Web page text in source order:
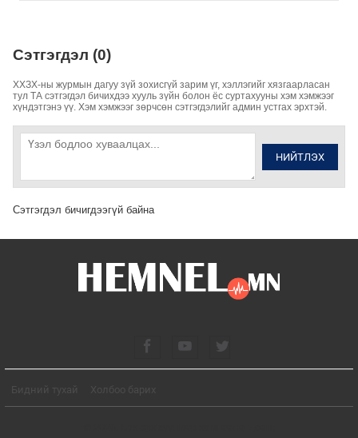
Сэтгэгдэл (0)
ХХЗХ-ны журмын дагуу зүй зохисгүй зарим үг, хэллэгийг хязгаарласан
тул ТА сэтгэгдэл бичихдээ хууль зүйн болон ёс суртахууны хэм хэмжээг
хүндэтгэнэ үү. Хэм хэмжээг зөрчсөн сэтгэгдэлийг админ устгах эрхтэй.
НИЙТЛЭХ
Сэтгэгдэл бичигдээгүй байна
Бидний тухай Холбоо барих